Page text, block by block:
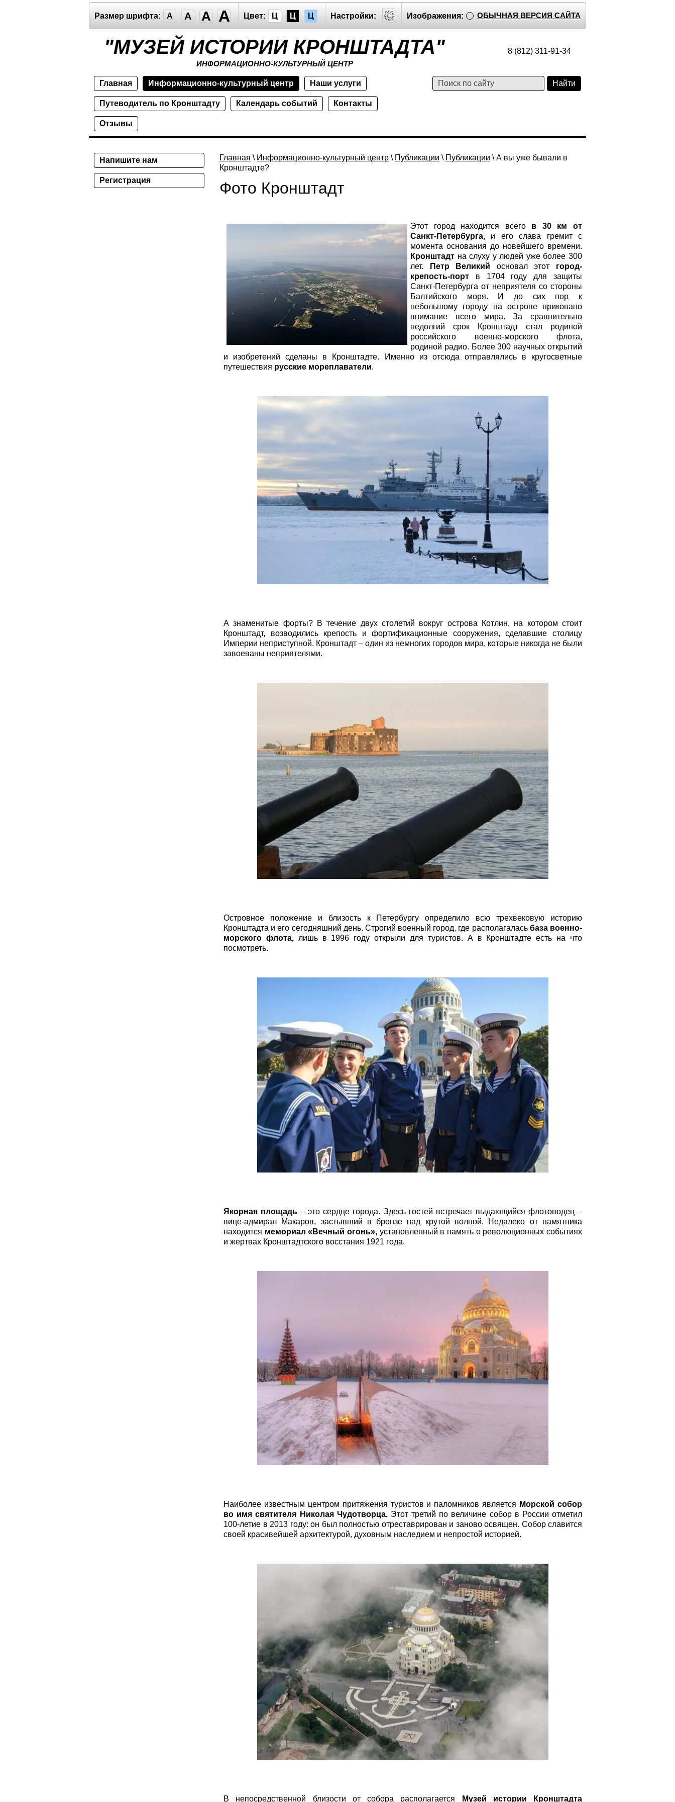
Размер шрифта: A A A A Цвет: Ц Ц Ц Настройки: Изображения: ОБЫЧНАЯ ВЕРСИЯ САЙТА
"МУЗЕЙ ИСТОРИИ КРОНШТАДТА"
ИНФОРМАЦИОННО-КУЛЬТУРНЫЙ ЦЕНТР
8 (812) 311-91-34
Главная Информационно-культурный центр Наши услуги
Путеводитель по Кронштадту Календарь событий Контакты
Отзывы
Главная \ Информационно-культурный центр \ Публикации \ Публикации \ А вы уже бывали в
Кронштадте?
Фото Кронштадт
Этот город находится всего в 30 км от
Санкт-Петербурга, и его слава гремит с
момента основания до новейшего времени.
Кронштадт на слуху у людей уже более 300
лет.
Петр Великий основал этот город-
крепость-порт в 1704 году для защиты
Санкт-Петербурга от неприятеля со стороны
Балтийского моря. И до сих пор к
небольшому городу на острове приковано
внимание всего мира. За сравнительно
недолгий срок Кронштадт стал родиной
российского военно-морского флота,
родиной радио. Более 300 научных открытий
и изобретений сделаны в Кронштадте. Именно из отсюда отправлялись в кругосветные
путешествия русские мореплаватели.
А знаменитые форты? В течение двух столетий вокруг острова Котлин, на котором стоит
Кронштадт, возводились крепость и фортификационные сооружения, сделавшие столицу
Империи неприступной. Кронштадт – один из немногих городов мира, которые никогда не были
завоеваны неприятелями.
Островное положение и близость к Петербургу определило всю трехвековую историю
Кронштадта и его сегодняшний день. Строгий военный город, где располагалась база военно-
морского флота,лишь в 1996 году открыли для туристов. А в Кронштадте есть на что
посмотреть.
Якорная площадь – это сердце города. Здесь гостей встречает выдающийся флотоводец –
вице-адмирал Макаров, застывший в бронзе над крутой волной. Недалеко от памятника
находится мемориал «Вечный огонь», установленный в память о революционных событиях
и жертвах Кронштадтского восстания 1921 года.
Наиболее известным центром притяжения туристов и паломников является Морской собор
во имя святителя Николая Чудотворца.Этот третий по величине собор в России отметил
100-летие в 2013 году: он был полностью отреставрирован и заново освящен. Собор славится
своей красивейшей архитектурой, духовным наследием и непростой историей.
В непосредственной близости от собора располагается Музей истории Кронштадта
Напишите нам
Регистрация